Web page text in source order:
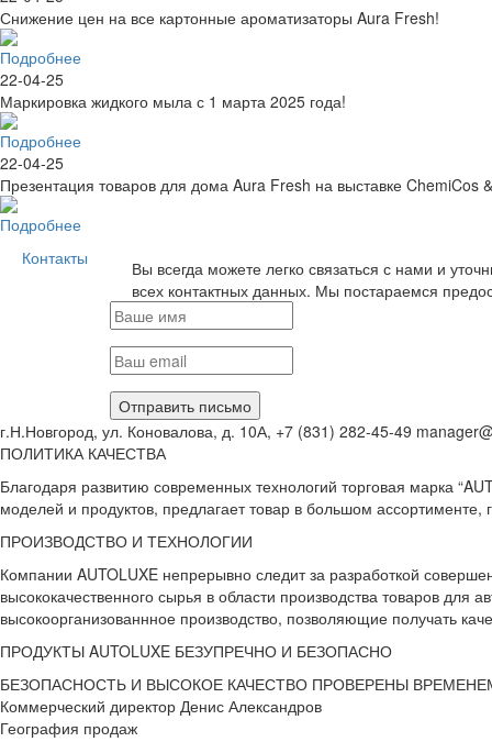
Снижение цен на все картонные ароматизаторы Aura Fresh!
Подробнее
22-04-25
Маркировка жидкого мыла с 1 марта 2025 года!
Подробнее
22-04-25
Презентация товаров для дома Aura Fresh на выставке ChemiCos
Подробнее
Контакты
Вы всегда можете легко связаться с нами и
всех контактных данных. Мы постараемся
Отправить письмо
г.Н.Новгород, ул. Коновалова, д. 10А, +7 (831) 282-45-49
ПОЛИТИКА КАЧЕСТВА
Благодаря развитию современных технологий торговая марка
моделей и продуктов, предлагает товар в большом ассортименте,
ПРОИЗВОДСТВО И ТЕХНОЛОГИИ
Компании AUTOLUXE непрерывно следит за разработкой
высококачественного сырья в области производства товаров
высокоорганизованнное производство, позволяющие получать
ПРОДУКТЫ AUTOLUXE БЕЗУПРЕЧНО И БЕЗОПАСНО
БЕЗОПАСНОСТЬ И ВЫСОКОЕ КАЧЕСТВО ПРОВЕРЕНЫ
Коммерческий директор Денис Александров
География продаж